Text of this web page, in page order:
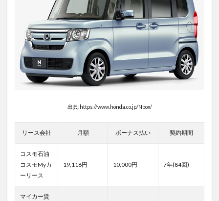
出典:https://www.honda.co.jp/Nbox/
リース会社 月額 ボーナス払い 契約期間
コスモ石油
コスモMyカ
ーリース
19,116円 10,000円 7年(84回)
マイカー賃